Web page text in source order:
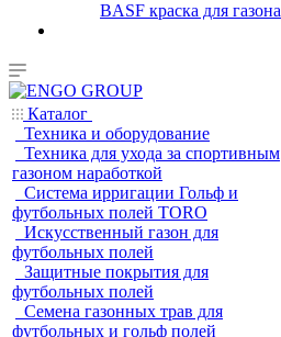
BASF краска для газона
Каталог
Техника и оборудование
Техника для ухода за спортивным
газоном наработкой
Система ирригации Гольф и
футбольных полей TORO
Искусственный газон для
футбольных полей
Защитные покрытия для
футбольных полей
Семена газонных трав для
футбольных и гольф полей